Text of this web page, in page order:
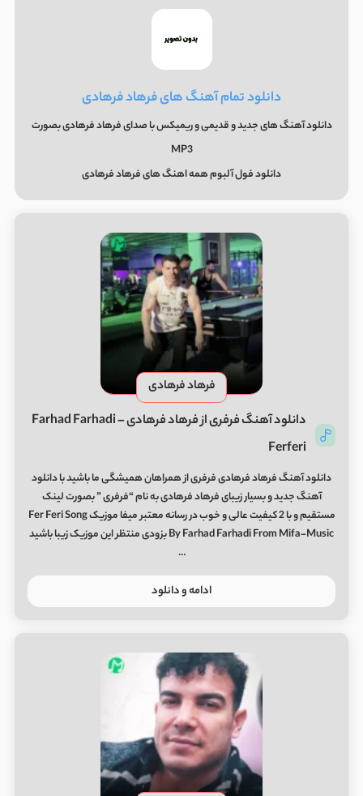
دانلود تمام آهنگ های فرهاد فرهادی
دانلود آهنگ های جدید و قدیمی و ریمیکس با صدای فرهاد فرهادی بصورت
MP3
دانلود فول آلبوم همه اهنگ های فرهاد فرهادی
فرهاد فرهادی
دانلود آهنگ فرفری از فرهاد فرهادی Farhad Farhadi –
Ferferi
دانلود آهنگ فرهاد فرهادی فرفری از همراهان همیشگی ما باشید با دانلود
آهنگ جدید و بسیار زیبای فرهاد فرهادی به نام “فرفری ” بصورت لینک
مستقیم و با 2 کیفیت عالی و خوب در رسانه معتبر میفا موزیک Fer Feri Song
By Farhad Farhadi From Mifa-Music بزودی منتظر این موزیک زیبا باشید
…
ادامه و دانلود